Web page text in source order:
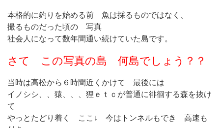
本格的に釣りを始める前 魚は採るものではなく、
撮るものだった頃の 写真
社会人になって数年間通い続けていた島です。
さて この写真の島 何島でしょう？？
当時は高松から６時間近くかけて 最後には
イノシシ、、猿、、、狸ｅｔｃが普通に徘徊する森を抜け
て
やっとたどり着く ここ↓ 今はトンネルもでき 高速も